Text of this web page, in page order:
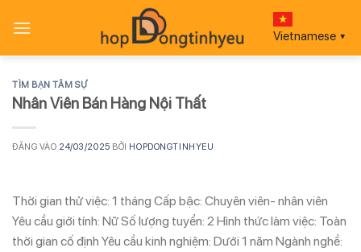
qua
Vietnamese ▼
TÌM BẠN TÂM SỰ
Nhân Viên Bán Hàng Nội Thất
ĐĂNG VÀO 24/03/2025 BỞI HOPDONGTINHYEU
Thời gian thử việc: 1 tháng Cấp bậc: Chuyên viên- nhân viên
Yêu cầu giới tính: Nữ Số lượng tuyển: 2 Hình thức làm việc: Toàn
thời gian cố định Yêu cầu kinh nghiệm: Dưới 1 năm Ngành nghề: